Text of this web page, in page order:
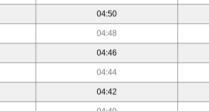
04:50
04:48
04:46
04:44
04:42